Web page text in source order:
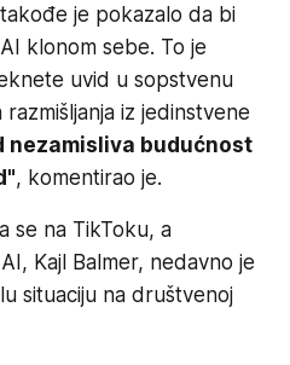
je pokazalo da bi
klonom sebe. To je
uvid u sopstvenu
iz jedinstvene
nezamisliva budućnost
, komentirao je.
se na TikToku, a
Kajl Balmer, nedavno je
situaciju na društvenoj